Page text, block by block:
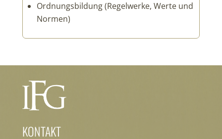
Ordnungsbildung (Regelwerke, Werte und
Normen)
KONTAKT